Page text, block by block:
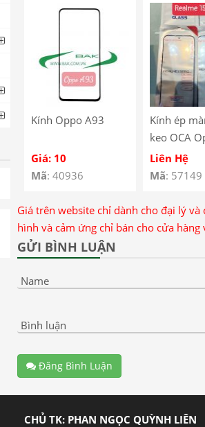
Kính Oppo A93
Giá: 10
Mã: 40936
Kính ép
keo OCA
Realme 15
Liên Hệ
Mã: 57149
Giá trên website chỉ dành cho đại lý
hình và cảm ứng chỉ bán cho cửa hàng
GỬI BÌNH LUẬN
Name
Bình luận
Đăng Bình Luận
CHỦ TK: PHAN NGỌC QUỲNH LIÊN